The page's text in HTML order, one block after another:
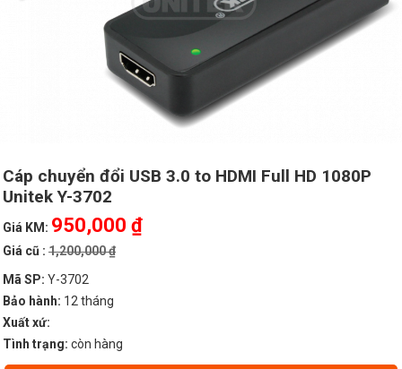
Cáp chuyển đổi USB 3.0 to HDMI Full HD 1080P
Unitek Y-3702
Giá KM: 950,000 ₫
Giá cũ : 1,200,000 ₫
Mã SP: Y-3702
Bảo hành: 12 tháng
Xuất xứ:
Tình trạng: còn hàng